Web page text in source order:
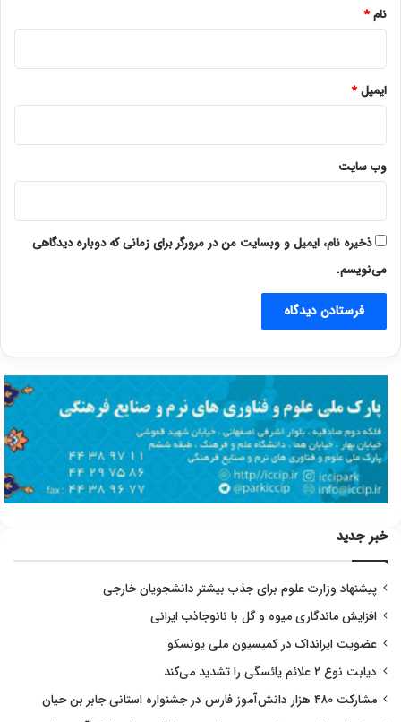
نام*
ایمیل*
وب‌ سایت
ذخیره نام، ایمیل و وبسایت من در مرورگر برای زمانی که دوباره دیدگاهی
می‌نویسم.
خبر جدید
پیشنهاد وزارت علوم برای جذب بیشتر دانشجویان خارجی
افزایش ماندگاری میوه و گل با نانوجاذب ایرانی
عضویت ایرانداک در کمیسیون ملی یونسکو
دیابت نوع ۲ علائم یائسگی را تشدید می‌کند
مشارکت ۴۸۰ هزار دانش‌آموز فارس در جشنواره استانی جابر بن حیان